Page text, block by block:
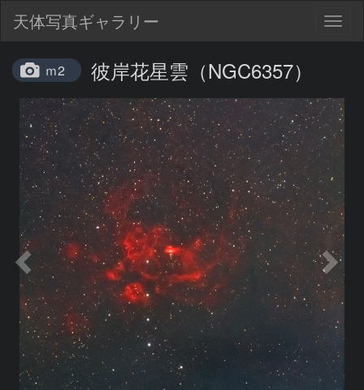
天体写真ギャラリー
ｍ2 彼岸花星雲（NGC6357）